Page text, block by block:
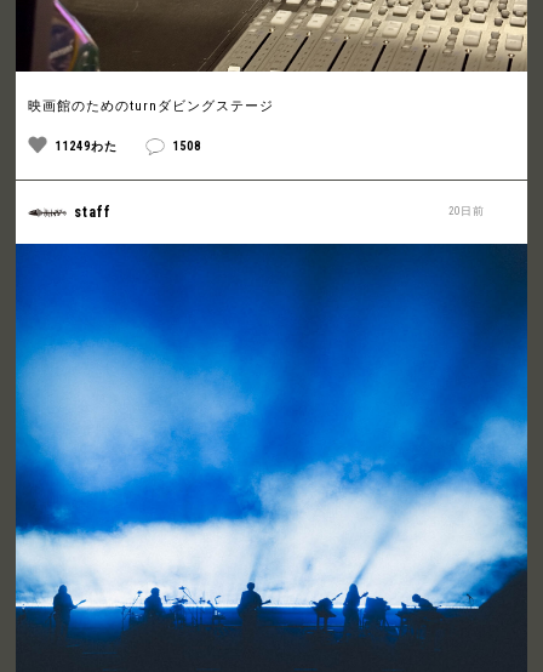
映画館のためのturnダビングステージ
11249わた 1508
20日前
staff